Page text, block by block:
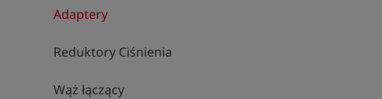
Adaptery
Reduktory Ciśnienia
Wąż łączący